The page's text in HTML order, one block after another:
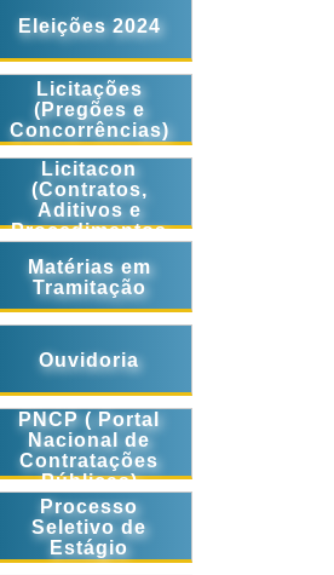
Eleições 2024
Licitações
(Pregões e
Concorrências)
Licitacon
(Contratos,
Aditivos e
Procedimentos
Matérias em
Tramitação
Ouvidoria
PNCP ( Portal
Nacional de
Contratações
Públicas)
Processo
Seletivo de
Estágio